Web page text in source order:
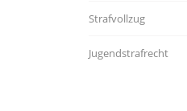
Strafvollzug
Jugendstrafrecht